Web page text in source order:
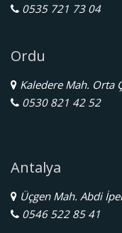
0535 721 73 04
Ordu
Kaledere Mah. Orta
0530 821 42 52
Antalya
Üçgen Mah. Abdi
0546 522 85 41